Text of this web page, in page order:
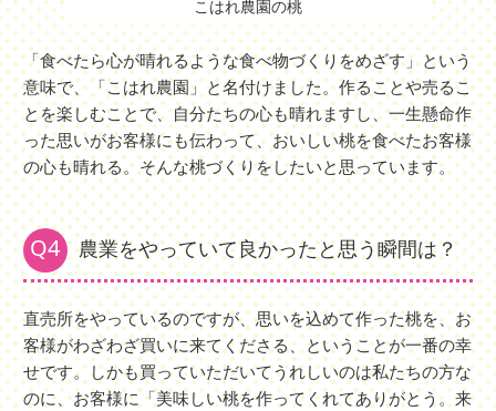
こはれ農園の桃
「食べたら心が晴れるような食べ物づくりをめざす」という
意味で、「こはれ農園」と名付けました。作ることや売るこ
とを楽しむことで、自分たちの心も晴れますし、一生懸命作
った思いがお客様にも伝わって、おいしい桃を食べたお客様
の心も晴れる。そんな桃づくりをしたいと思っています。
Q4 農業をやっていて良かったと思う瞬間は？
直売所をやっているのですが、思いを込めて作った桃を、お
客様がわざわざ買いに来てくださる、ということが一番の幸
せです。しかも買っていただいてうれしいのは私たちの方な
のに、お客様に「美味しい桃を作ってくれてありがとう。来